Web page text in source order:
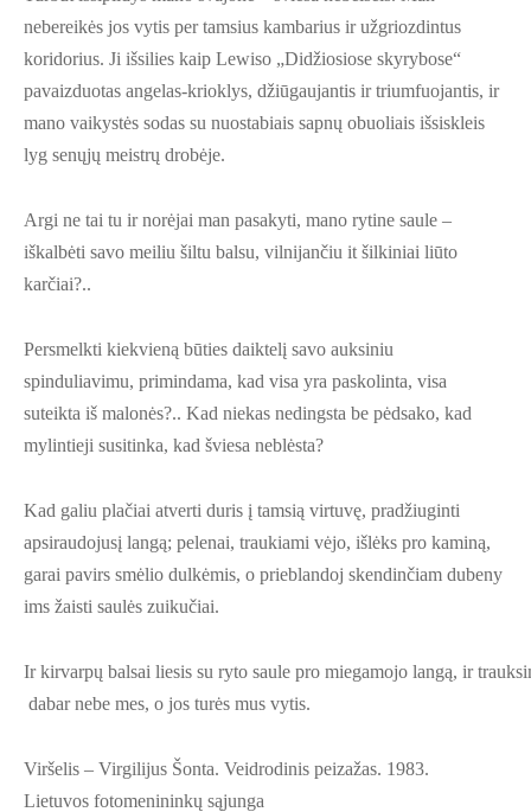
nebereikės jos vytis per tamsius kambarius ir užgriozdintus
koridorius. Ji išsilies kaip Lewiso „Didžiosiose skyrybose“
pavaizduotas angelas-krioklys, džiūgaujantis ir triumfuojantis, ir
mano vaikystės sodas su nuostabiais sapnų obuoliais išsiskleis
lyg senųjų meistrų drobėje.
Argi ne tai tu ir norėjai man pasakyti, mano rytine saule –
iškalbėti savo meiliu šiltu balsu, vilnijančiu it šilkiniai liūto
karčiai?..
Persmelkti kiekvieną būties daiktelį savo auksiniu
spinduliavimu, primindama, kad visa yra paskolinta, visa
suteikta iš malonės?.. Kad niekas nedingsta be pėdsako, kad
mylintieji susitinka, kad šviesa neblėsta?
Kad galiu plačiai atverti duris į tamsią virtuvę, pradžiuginti
apsiraudojusį langą; pelenai, traukiami vėjo, išlėks pro kaminą,
garai pavirs smėlio dulkėmis, o prieblandoj skendinčiam dubeny
ims žaisti saulės zuikučiai.
Ir kirvarpų balsai liesis su ryto saule pro miegamojo langą, ir
dabar nebe mes, o jos turės mus vytis.
Viršelis – Virgilijus Šonta. Veidrodinis peizažas. 1983.
Lietuvos fotomenininkų sąjunga